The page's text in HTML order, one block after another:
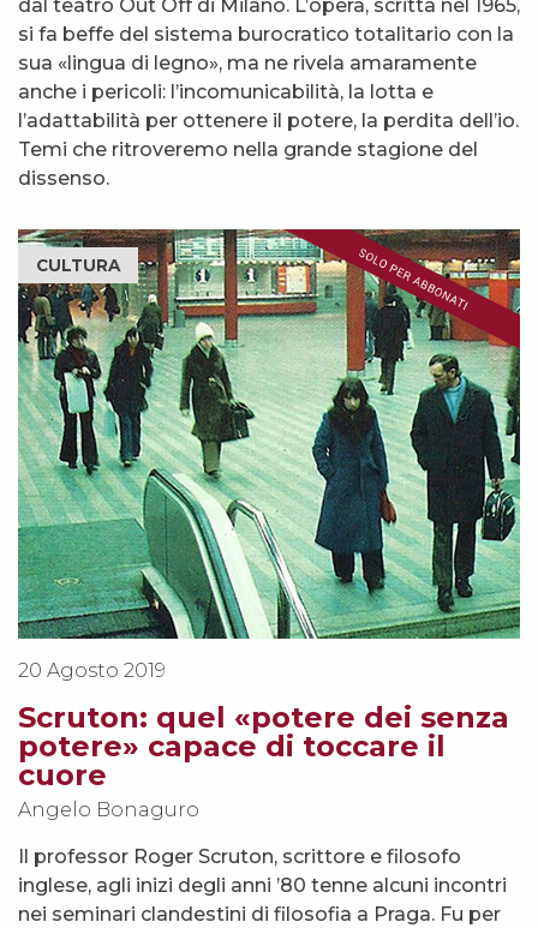
dal teatro Out Off di Milano. L’opera, scritta nel 1965,
si fa beffe del sistema burocratico totalitario con la
sua «lingua di legno», ma ne rivela amaramente
anche i pericoli: l’incomunicabilità, la lotta e
l’adattabilità per ottenere il potere, la perdita dell’io.
Temi che ritroveremo nella grande stagione del
dissenso.
CULTURA
20 Agosto 2019
Scruton: quel «potere dei senza
potere» capace di toccare il
cuore
Angelo Bonaguro
Il professor Roger Scruton, scrittore e filosofo
inglese, agli inizi degli anni ’80 tenne alcuni incontri
nei seminari clandestini di filosofia a Praga. Fu per